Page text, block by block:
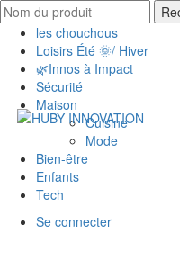
les chouchous
Loisirs Été 🌞/ Hiver
🌿Innos à Impact
Sécurité
Maison
Cuisine
Mode
Bien-être
Enfants
Tech
Se connecter